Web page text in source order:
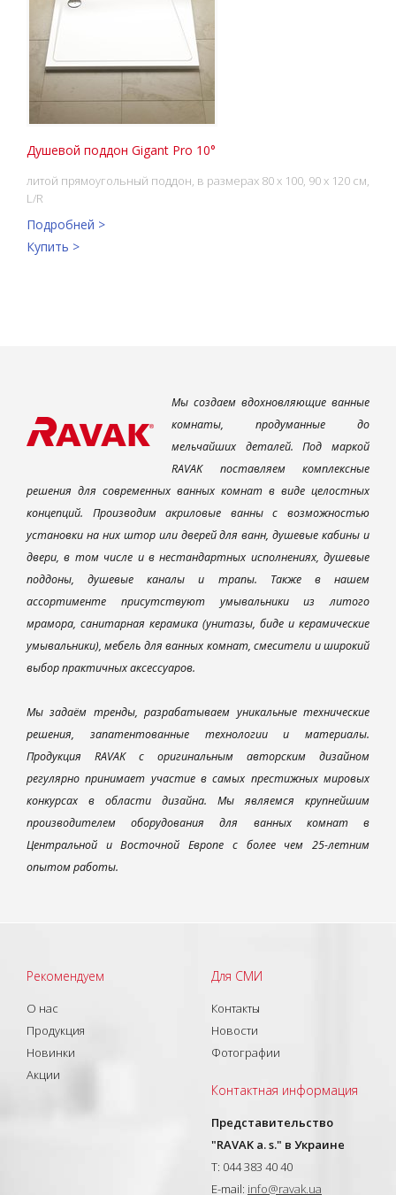
Душевой поддон Gigant Pro 10°
литой прямоугольный поддон, в размерах 80 x 100, 90 x 120 см,
L/R
Подробней >
Купить >
Мы создаем вдохновляющие ванные
комнаты, продуманные до
мельчайших деталей. Под маркой
RAVAK поставляем комплексные
решения для современных ванных комнат в виде целостных
концепций. Производим акриловые ванны с возможностью
установки на них штор или дверей для ванн, душевые кабины и
двери, в том числе и в нестандартных исполнениях, душевые
поддоны, душевые каналы и трапы. Также в нашем
ассортименте присутствуют умывальники из литого
мрамора, санитарная керамика (унитазы, биде и керамические
умывальники), мебель для ванных комнат, смесители и широкий
выбор практичных аксессуаров.
Мы задаём тренды, разрабатываем уникальные технические
решения, запатентованные технологии и материалы.
Продукция RAVAK с оригинальным авторским дизайном
регулярно принимает участие в самых престижных мировых
конкурсах в области дизайна. Мы являемся крупнейшим
производителем оборудования для ванных комнат в
Центральной и Восточной Европе с более чем 25-летним
опытом работы.
Рекомендуем
О нас
Продукция
Новинки
Акции
Для СМИ
Контакты
Новости
Фотографии
Контактная информация
Представительство
"RAVAK a. s." в Украине
T: 044 383 40 40
E-mail: info@ravak.ua